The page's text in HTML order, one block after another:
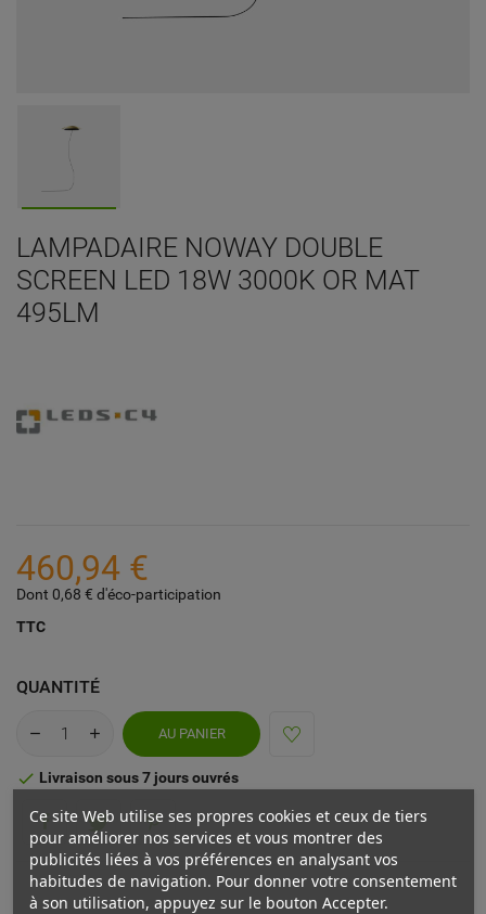
LAMPADAIRE NOWAY DOUBLE
SCREEN LED 18W 3000K OR MAT
495LM
460,94 €
Dont 0,68 € d'éco-participation
TTC
QUANTITÉ
AU PANIER
 Livraison sous 7 jours ouvrés
Ce site Web utilise ses propres cookies et ceux de tiers
pour améliorer nos services et vous montrer des
publicités liées à vos préférences en analysant vos
habitudes de navigation. Pour donner votre consentement
à son utilisation, appuyez sur le bouton Accepter.